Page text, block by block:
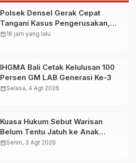
Polsek Densel Gerak Cepat
Tangani Kasus Pengerusakan,
Kapolsek: Kami Sudah Koordinasi
calendar_month16 jam yang lalu
IHGMA Bali Cetak Kelulusan 100
Persen GM LAB Generasi Ke-3
calendar_monthSelasa, 4 Agt 2026
Kuasa Hukum Sebut Warisan
Belum Tentu Jatuh ke Anak
Kandung, Jero Mangku “Merusak
calendar_monthSenin, 3 Agt 2026